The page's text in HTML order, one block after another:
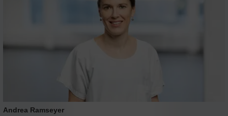
Andrea Ramseyer